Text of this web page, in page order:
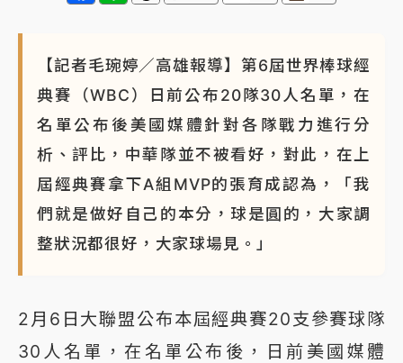
【記者毛琬婷／高雄報導】第6屆世界棒球經
典賽（WBC）日前公布20隊30人名單，在
名單公布後美國媒體針對各隊戰力進行分
析、評比，中華隊並不被看好，對此，在上
屆經典賽拿下A組MVP的張育成認為，「我
們就是做好自己的本分，球是圓的，大家調
整狀況都很好，大家球場見。」
2月6日大聯盟公布本屆經典賽20支參賽球隊
30人名單，在名單公布後，日前美國媒體